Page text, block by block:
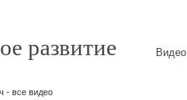
развитие Видео
- все видео